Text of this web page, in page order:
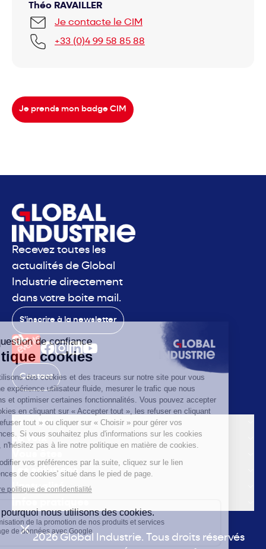
Théo RAVAILLER
Je contacte le CIM
+33 (0)4 99 58 85 88
Je prends mon badge CIM
Recevez toutes les
actualités de Global
Industrie directement
dans votre boite mail.
S'inscrire à la newsletter
Contact
Le salon
La voix
Les solutions
L'actualité
© 2026 Global Industrie. Tous droits réservés